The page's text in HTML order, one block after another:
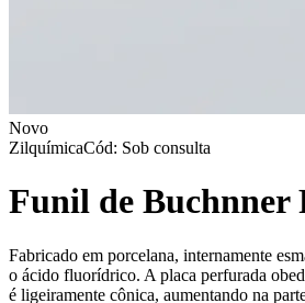
Novo
ZilquímicaCód: Sob consulta
Funil de Buchnner
Fabricado em porcelana, internamente
o ácido fluorídrico. A placa perfurada
é ligeiramente cônica, aumentando na